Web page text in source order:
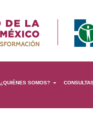
¿QUIÉNES SOMOS?